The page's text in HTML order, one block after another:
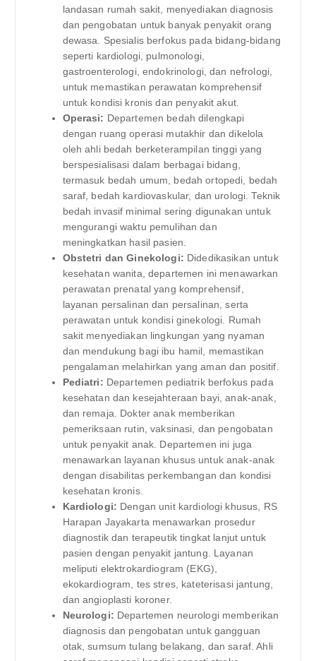
landasan rumah sakit, menyediakan diagnosis
dan pengobatan untuk banyak penyakit orang
dewasa. Spesialis berfokus pada bidang-bidang
seperti kardiologi, pulmonologi,
gastroenterologi, endokrinologi, dan nefrologi,
untuk memastikan perawatan komprehensif
untuk kondisi kronis dan penyakit akut.
Operasi: Departemen bedah dilengkapi
dengan ruang operasi mutakhir dan dikelola
oleh ahli bedah berketerampilan tinggi yang
berspesialisasi dalam berbagai bidang,
termasuk bedah umum, bedah ortopedi, bedah
saraf, bedah kardiovaskular, dan urologi. Teknik
bedah invasif minimal sering digunakan untuk
mengurangi waktu pemulihan dan
meningkatkan hasil pasien.
Obstetri dan Ginekologi: Didedikasikan untuk
kesehatan wanita, departemen ini menawarkan
perawatan prenatal yang komprehensif,
layanan persalinan dan persalinan, serta
perawatan untuk kondisi ginekologi. Rumah
sakit menyediakan lingkungan yang nyaman
dan mendukung bagi ibu hamil, memastikan
pengalaman melahirkan yang aman dan positif.
Pediatri: Departemen pediatrik berfokus pada
kesehatan dan kesejahteraan bayi, anak-anak,
dan remaja. Dokter anak memberikan
pemeriksaan rutin, vaksinasi, dan pengobatan
untuk penyakit anak. Departemen ini juga
menawarkan layanan khusus untuk anak-anak
dengan disabilitas perkembangan dan kondisi
kesehatan kronis.
Kardiologi: Dengan unit kardiologi khusus, RS
Harapan Jayakarta menawarkan prosedur
diagnostik dan terapeutik tingkat lanjut untuk
pasien dengan penyakit jantung. Layanan
meliputi elektrokardiogram (EKG),
ekokardiogram, tes stres, kateterisasi jantung,
dan angioplasti koroner.
Neurologi: Departemen neurologi memberikan
diagnosis dan pengobatan untuk gangguan
otak, sumsum tulang belakang, dan saraf. Ahli